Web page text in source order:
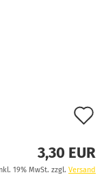
3,30 EUR
19% MwSt. zzgl. Versand